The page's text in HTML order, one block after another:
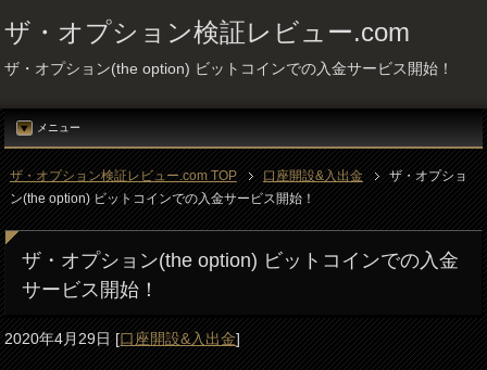
ザ・オプション検証レビュー.com
ザ・オプション(the option) ビットコインでの入金サービス開始！
メニュー
ザ・オプション検証レビュー.com TOP 口座開設&入出金
ザ・オプショ
ン(the option) ビットコインでの入金サービス開始！
ザ・オプション(the option) ビットコインでの入金
サービス開始！
2020年4月29日[口座開設&入出金]